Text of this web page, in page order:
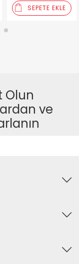
SEPETE EKLE
7
Olun
ve